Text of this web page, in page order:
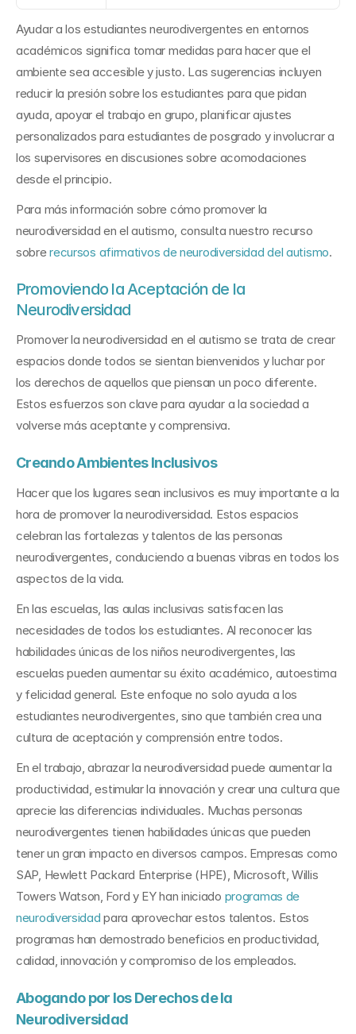
Ayudar a los estudiantes neurodivergentes en entornos
académicos significa tomar medidas para hacer que el
ambiente sea accesible y justo. Las sugerencias incluyen
reducir la presión sobre los estudiantes para que pidan
ayuda, apoyar el trabajo en grupo, planificar ajustes
personalizados para estudiantes de posgrado y involucrar a
los supervisores en discusiones sobre acomodaciones
desde el principio.
Para más información sobre cómo promover la
neurodiversidad en el autismo, consulta nuestro recurso
sobre recursos afirmativos de neurodiversidad del autismo.
Promoviendo la Aceptación de la
Neurodiversidad
Promover la neurodiversidad en el autismo se trata de crear
espacios donde todos se sientan bienvenidos y luchar por
los derechos de aquellos que piensan un poco diferente.
Estos esfuerzos son clave para ayudar a la sociedad a
volverse más aceptante y comprensiva.
Creando Ambientes Inclusivos
Hacer que los lugares sean inclusivos es muy importante a la
hora de promover la neurodiversidad. Estos espacios
celebran las fortalezas y talentos de las personas
neurodivergentes, conduciendo a buenas vibras en todos los
aspectos de la vida.
En las escuelas, las aulas inclusivas satisfacen las
necesidades de todos los estudiantes. Al reconocer las
habilidades únicas de los niños neurodivergentes, las
escuelas pueden aumentar su éxito académico, autoestima
y felicidad general. Este enfoque no solo ayuda a los
estudiantes neurodivergentes, sino que también crea una
cultura de aceptación y comprensión entre todos.
En el trabajo, abrazar la neurodiversidad puede aumentar la
productividad, estimular la innovación y crear una cultura que
aprecie las diferencias individuales. Muchas personas
neurodivergentes tienen habilidades únicas que pueden
tener un gran impacto en diversos campos. Empresas como
SAP, Hewlett Packard Enterprise (HPE), Microsoft, Willis
Towers Watson, Ford y EY han iniciado programas de
neurodiversidad para aprovechar estos talentos. Estos
programas han demostrado beneficios en productividad,
calidad, innovación y compromiso de los empleados.
Abogando por los Derechos de la
Neurodiversidad